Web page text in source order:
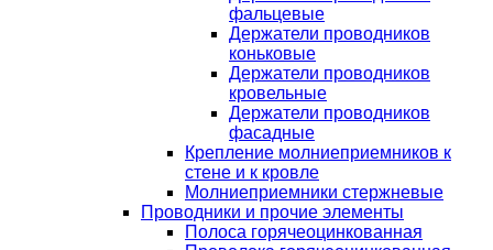
фальцевые
Держатели проводников
коньковые
Держатели проводников
кровельные
Держатели проводников
фасадные
Крепление молниеприемников к
стене и к кровле
Молниеприемники стержневые
Проводники и прочие элементы
Полоса горячеоцинкованная